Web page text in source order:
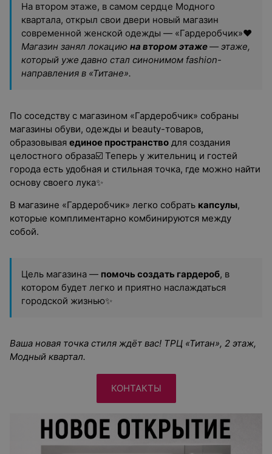
На втором этаже, в самом сердце Модного
квартала, открыл свои двери новый магазин
современной женской одежды — «Гардеробчик»❤️‍‍‍
Магазин занял локацию на втором этаже— этаже,
который уже давно стал синонимом fashion-
направления в «Титане».
По соседству с магазином «Гардеробчик» собраны
магазины обуви, одежды и beauty-товаров,
образовывая единое пространство для создания
целостного образа☑️ Теперь у жительниц и гостей
города есть удобная и стильная точка, где можно найти
основу своего лука✨️️️
В магазине «Гардеробчик» легко собрать капсулы,
которые комплиментарно комбинируются между
собой.
Цель магазина — помочь создать гардероб, в
котором будет легко и приятно наслаждаться
городской жизнью✨️️️
Ваша новая точка стиля ждёт вас! ТРЦ «Титан», 2 этаж,
Модный квартал.
КОНТАКТЫ